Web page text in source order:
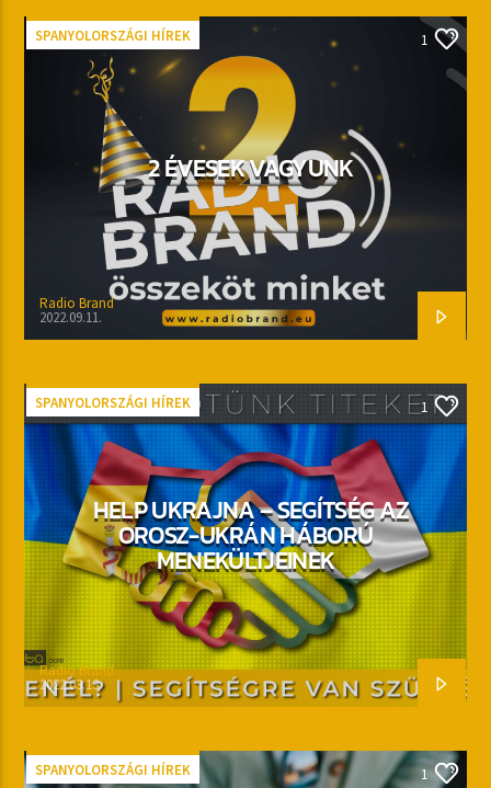
SPANYOLORSZÁGI HÍREK 1
2 ÉVESEK VAGYUNK
Radio Brand
2022.09.11.
SPANYOLORSZÁGI HÍREK 1
HELP UKRAJNA – SEGÍTSÉG AZ
OROSZ-UKRÁN HÁBORÚ
MENEKÜLTJEINEK
Radio Brand
2022.03.13.
SPANYOLORSZÁGI HÍREK 1